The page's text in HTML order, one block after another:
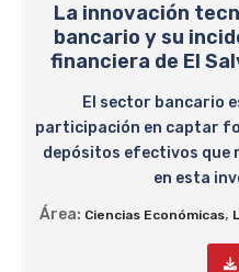
La innovación
bancario y su
financiera de El
El sector bancario
participación en captar
depósitos efectivos que
en esta
Área: Ciencias Económicas,